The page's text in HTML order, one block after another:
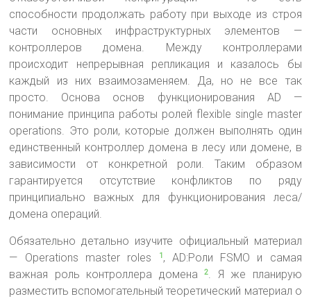
способности продолжать работу при выходе из строя
части основных инфраструктурных элементов —
контроллеров домена. Между контроллерами
происходит непрерывная репликация и казалось бы
каждый из них взаимозаменяем. Да, но не все так
просто. Основа основ функционирования AD —
понимание принципа работы ролей flexible single master
operations. Это роли, которые должен выполнять один
единственный контроллер домена в лесу или домене, в
зависимости от конкретной роли. Таким образом
гарантируется отсутствие конфликтов по ряду
принципиально важных для функционирования леса/
домена операций.
Обязательно детально изучите официальный материал
— Operations master roles
1 , AD:Роли FSMO и самая
важная роль контроллера домена
2. Я же планирую
разместить вспомогательный теоретический материал о